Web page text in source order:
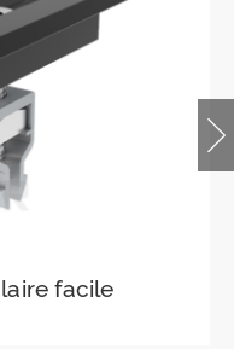
facile